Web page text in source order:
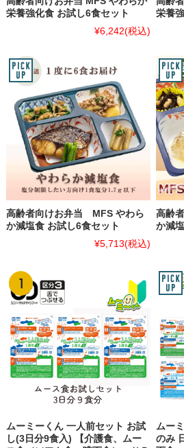
栄養強化食 お試し6食セット
¥6,242(税込)
栄養
高齢者向けお弁当 MFS やわら
か減塩食 お試し6食セット
¥5,713(税込)
高齢
か減
ムーミーくん 一人前セット お試
し(3日分9食入) 【介護食、ムー
ムー
のみ